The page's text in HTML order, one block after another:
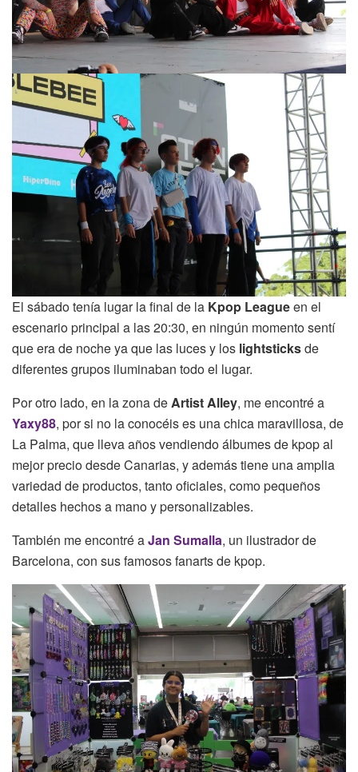
El sábado tenía lugar la final de la Kpop Leagueen el
escenario principal a las 20:30, en ningún momento sentí
que era de noche ya que las luces y los lightsticksde
diferentes grupos iluminaban todo el lugar.
Por otro lado, en la zona deArtist Alley, me encontré a
Yaxy88, por si no la conocéis es una chica maravillosa, de
La Palma, que lleva años vendiendo álbumes de kpop al
mejor precio desde Canarias, y además tiene una amplia
variedad de productos, tanto oficiales, como pequeños
detalles hechos a mano y personalizables.
También me encontré aJan Sumalla, un ilustrador de
Barcelona, con sus famosos fanarts de kpop.